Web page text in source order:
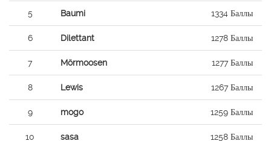
5 Baumi 1334 Баллы
6 Dilettant 1278 Баллы
7 Mörmoosen 1277 Баллы
8 Lewis 1267 Баллы
9 mogo 1259 Баллы
10 sasa 1258 Баллы